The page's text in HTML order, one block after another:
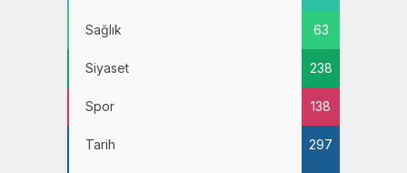
Sağlık 63
Siyaset 238
Spor 138
Tarih 297